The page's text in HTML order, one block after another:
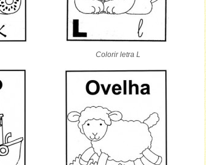
Colorir letra L